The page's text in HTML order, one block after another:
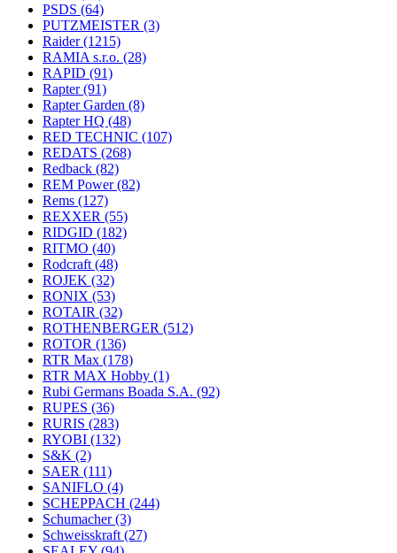
PSDS (64)
PUTZMEISTER (3)
Raider(1215)
RAMIA s.r.o. (28)
RAPID (91)
Rapter(91)
Rapter Garden (8)
Rapter HQ (48)
RED TECHNIC (107)
REDATS (268)
Redback (82)
REM Power(82)
Rems (127)
REXXER (55)
RIDGID (182)
RITMO (40)
Rodcraft (48)
ROJEK (32)
RONIX (53)
ROTAIR (32)
ROTHENBERGER (512)
ROTOR (136)
RTR Max (178)
RTR MAX Hobby (1)
Rubi Germans Boada S.A. (92)
RUPES (36)
RURIS (283)
RYOBI (132)
S&K (2)
SAER (111)
SANIFLO (4)
SCHEPPACH (244)
Schumacher(3)
Schweisskraft (27)